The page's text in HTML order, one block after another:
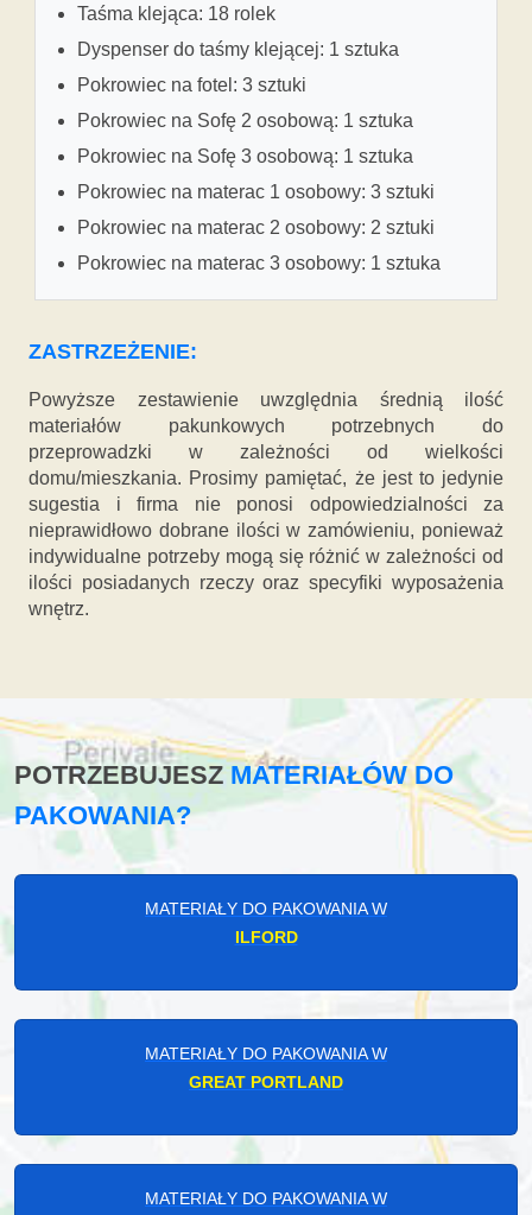
Taśma klejąca: 18 rolek
Dyspenser do taśmy klejącej: 1 sztuka
Pokrowiec na fotel: 3 sztuki
Pokrowiec na Sofę 2 osobową: 1 sztuka
Pokrowiec na Sofę 3 osobową: 1 sztuka
Pokrowiec na materac 1 osobowy: 3 sztuki
Pokrowiec na materac 2 osobowy: 2 sztuki
Pokrowiec na materac 3 osobowy: 1 sztuka
ZASTRZEŻENIE:
Powyższe zestawienie uwzględnia średnią ilość
materiałów pakunkowych potrzebnych do
przeprowadzki w zależności od wielkości
domu/mieszkania. Prosimy pamiętać, że jest to jedynie
sugestia i firma nie ponosi odpowiedzialności za
nieprawidłowo dobrane ilości w zamówieniu, ponieważ
indywidualne potrzeby mogą się różnić w zależności od
ilości posiadanych rzeczy oraz specyfiki wyposażenia
wnętrz.
POTRZEBUJESZMATERIAŁÓW DO
PAKOWANIA?
MATERIAŁY DO PAKOWANIA W
ILFORD
MATERIAŁY DO PAKOWANIA W
GREAT PORTLAND
MATERIAŁY DO PAKOWANIA W